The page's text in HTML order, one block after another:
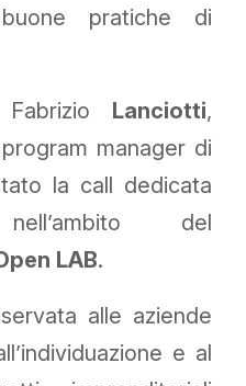
pratiche di
Lanciotti,
manager di
la call dedicata
del
LAB.
alle aziende
e al